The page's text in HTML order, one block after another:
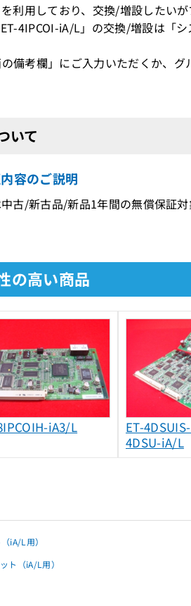
利用しており、交換/増設したい
4IPCOI-iA/L」の交換/増設は「シ
備考欄」にご入力いただくか、グ
いて
容のご説明
古/新古品/新品1年間の無償保証
の高い商品
iA3/L
ET-
4DSU-iA/L
iA/L用）
ト（iA/L用）